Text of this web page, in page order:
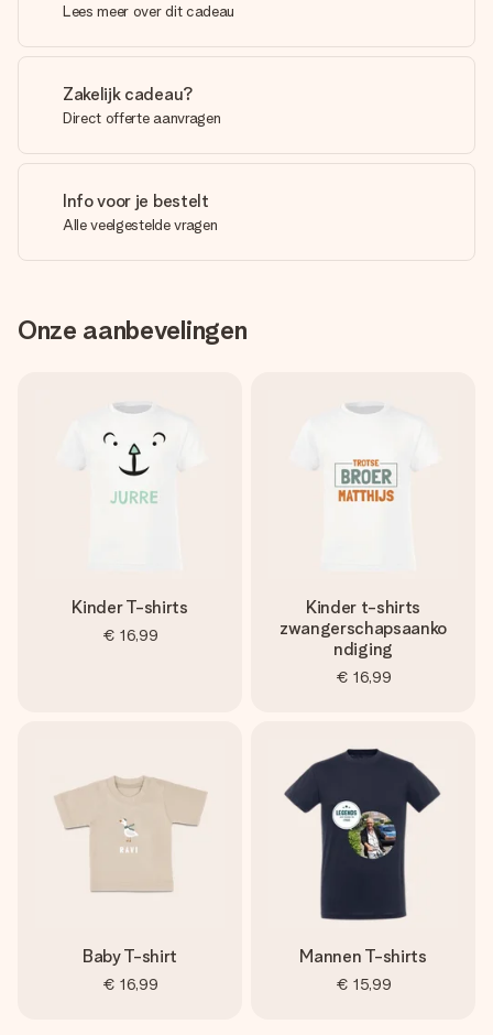
Lees meer over dit cadeau
Zakelijk cadeau?
Direct offerte aanvragen
Info voor je bestelt
Alle veelgestelde vragen
Onze aanbevelingen
Kinder T-shirts
€ 16,99
Kinder t-shirts
zwangerschapsaanko
ndiging
€ 16,99
Baby T-shirt
€ 16,99
Mannen T-shirts
€ 15,99